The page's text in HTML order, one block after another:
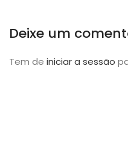
Deixe um
Tem de iniciar a sessão